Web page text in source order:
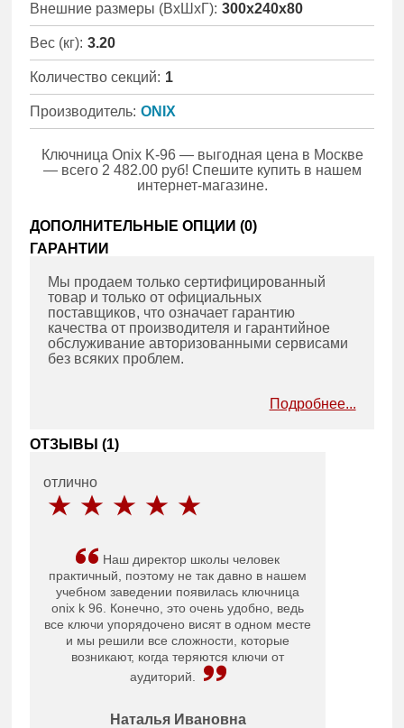
Внешние размеры (ВхШхГ): 300x240x80
Вес (кг): 3.20
Количество секций: 1
Производитель: ONIX
Ключница Onix K-96 — выгодная цена в Москве
— всего 2 482.00 руб! Спешите купить в нашем
интернет-магазине.
ДОПОЛНИТЕЛЬНЫЕ ОПЦИИ (0)
ГАРАНТИИ
Мы продаем только сертифицированный
товар и только от официальных
поставщиков, что означает гарантию
качества от производителя и гарантийное
обслуживание авторизованными сервисами
без всяких проблем.
Подробнее...
ОТЗЫВЫ (1)
отлично
Наш директор школы человек
практичный, поэтому не так давно в нашем
учебном заведении появилась ключница
onix k 96. Конечно, это очень удобно, ведь
все ключи упорядочено висят в одном месте
и мы решили все сложности, которые
возникают, когда теряются ключи от
аудиторий.
Наталья Ивановна